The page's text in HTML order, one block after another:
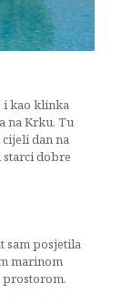
i kao klinka
na Krku. Tu
dan na
dobre
sam posjetila
marinom